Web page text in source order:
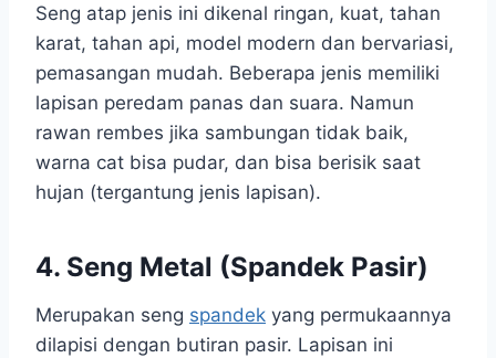
Seng atap jenis ini dikenal ringan, kuat, tahan
karat, tahan api, model modern dan bervariasi,
pemasangan mudah. Beberapa jenis memiliki
lapisan peredam panas dan suara. Namun
rawan rembes jika sambungan tidak baik,
warna cat bisa pudar, dan bisa berisik saat
hujan (tergantung jenis lapisan).
4. Seng Metal (Spandek Pasir)
Merupakan seng spandek yang permukaannya
dilapisi dengan butiran pasir. Lapisan ini